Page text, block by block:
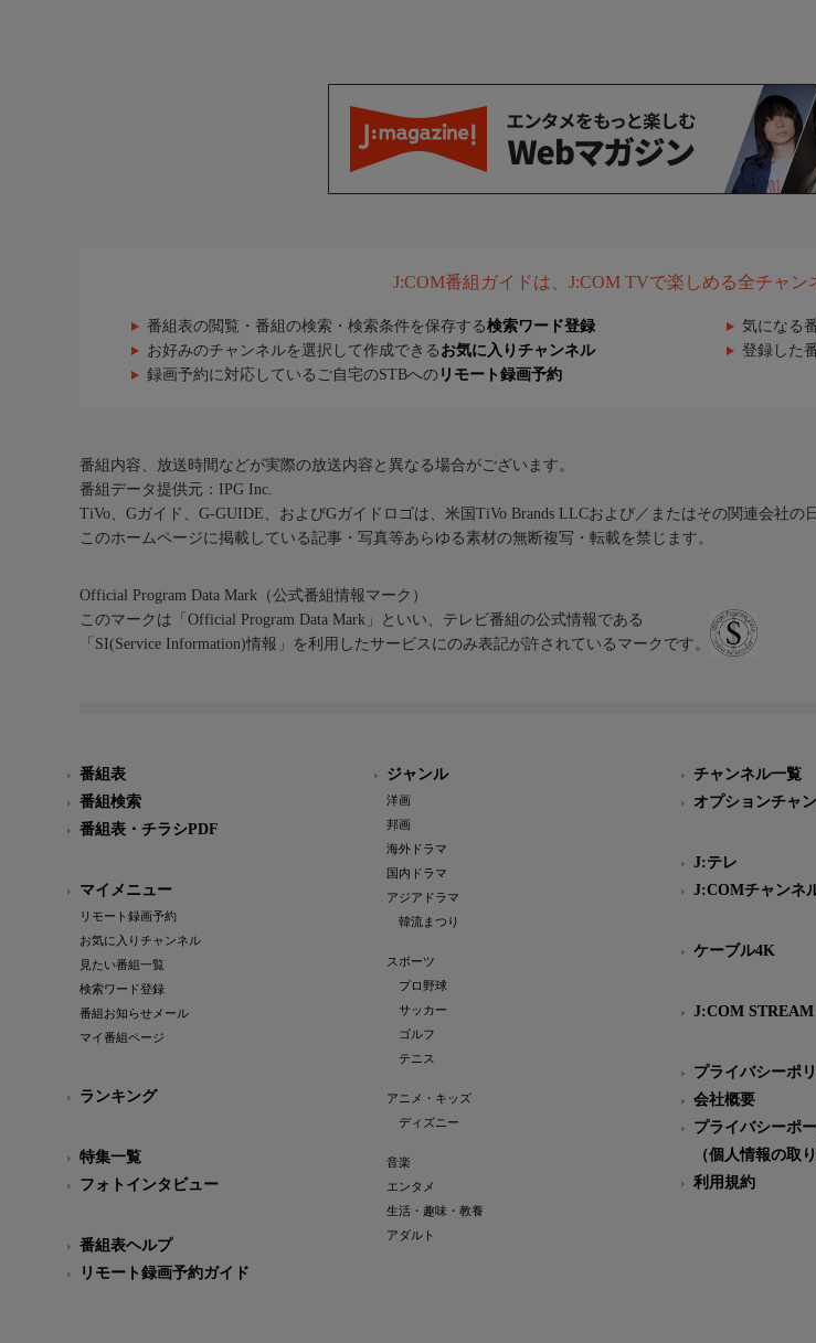
J:COM番組ガイドは、J:COM TVで楽しめる全チャン
番組表の閲覧・番組の検索・検索条件を保存する検索ワード登録 気になる
お好みのチャンネルを選択して作成できる お気に入りチャンネル 登録した
録画予約に対応しているご自宅のSTBへの リモート録画予約
番組内容、放送時間などが実際の放送内容と異なる場合がございます。
番組データ提供元：IPG Inc.
TiVo、Gガイド、G-GUIDE、およびGガイドロゴは、米国TiVo Brands LLCおよび／またはその関連会社の
このホームページに掲載している記事・写真等あらゆる素材の無断複写・転載を禁じます。
Official Program Data Mark（公式番組情報マーク）
このマークは「Official Program Data Mark」といい、テレビ番組の公式情報である
「SI(Service Information)情報」を利用したサービスにのみ表記が許されているマークです。
番組表
番組検索
番組表・チラシPDF
マイメニュー
リモート録画予約
お気に入りチャンネル
見たい番組一覧
検索ワード登録
番組お知らせメール
マイ番組ページ
ランキング
特集一覧
フォトインタビュー
番組表ヘルプ
リモート録画予約ガイド
ジャンル
洋画
邦画
海外ドラマ
国内ドラマ
アジアドラマ
韓流まつり
スポーツ
プロ野球
サッカー
ゴルフ
テニス
アニメ・キッズ
ディズニー
音楽
エンタメ
生活・趣味・教養
アダルト
チャンネル一覧
オプションチャ
J:テレ
J:COMチャンネ
ケーブル4K
J:COM STREAM
プライバシーポ
会社概要
プライバシーポ
（個人情報の取
利用規約